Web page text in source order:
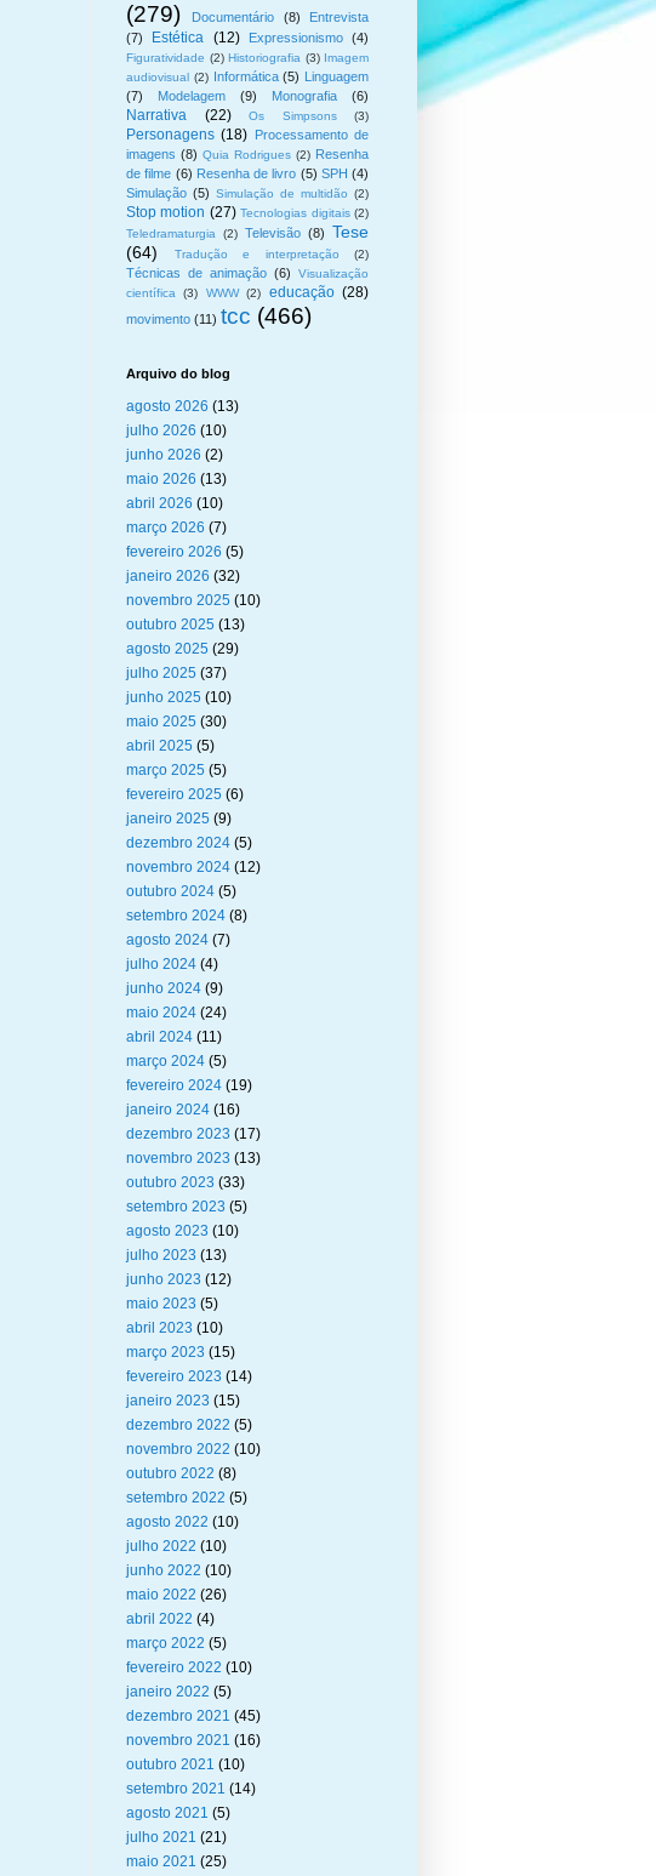
(279)
Documentário (8)
Entrevista
(7)
Estética (12) Expressionismo (4)
Figuratividade (2) Historiografia (3) Imagem
audiovisual (2) Informática (5) Linguagem
(7)
Modelagem (9) Monografia (6)
Narrativa (22) Os Simpsons (3)
Personagens (18) Processamento de
imagens (8) Quia Rodrigues (2) Resenha
de filme (6) Resenha de livro (5) SPH (4)
Simulação (5) Simulação de multidão (2)
Stop motion (27) Tecnologias digitais (2)
Teledramaturgia
(2) Televisão (8) Tese
(64)
Tradução e interpretação (2)
Técnicas de animação (6)
Visualização
científica
(3) WWW (2) educação (28)
movimento (11) tcc (466)
Arquivo do blog
agosto 2026 (13)
julho 2026 (10)
junho 2026 (2)
maio 2026 (13)
abril 2026 (10)
março 2026 (7)
fevereiro 2026 (5)
janeiro 2026 (32)
novembro 2025 (10)
outubro 2025 (13)
agosto 2025 (29)
julho 2025 (37)
junho 2025 (10)
maio 2025 (30)
abril 2025 (5)
março 2025 (5)
fevereiro 2025 (6)
janeiro 2025 (9)
dezembro 2024 (5)
novembro 2024 (12)
outubro 2024 (5)
setembro 2024 (8)
agosto 2024 (7)
julho 2024 (4)
junho 2024 (9)
maio 2024 (24)
abril 2024 (11)
março 2024 (5)
fevereiro 2024 (19)
janeiro 2024 (16)
dezembro 2023 (17)
novembro 2023 (13)
outubro 2023 (33)
setembro 2023 (5)
agosto 2023 (10)
julho 2023 (13)
junho 2023 (12)
maio 2023 (5)
abril 2023 (10)
março 2023 (15)
fevereiro 2023 (14)
janeiro 2023 (15)
dezembro 2022 (5)
novembro 2022 (10)
outubro 2022 (8)
setembro 2022 (5)
agosto 2022 (10)
julho 2022 (10)
junho 2022 (10)
maio 2022 (26)
abril 2022 (4)
março 2022 (5)
fevereiro 2022 (10)
janeiro 2022 (5)
dezembro 2021 (45)
novembro 2021 (16)
outubro 2021 (10)
setembro 2021 (14)
agosto 2021 (5)
julho 2021 (21)
maio 2021 (25)